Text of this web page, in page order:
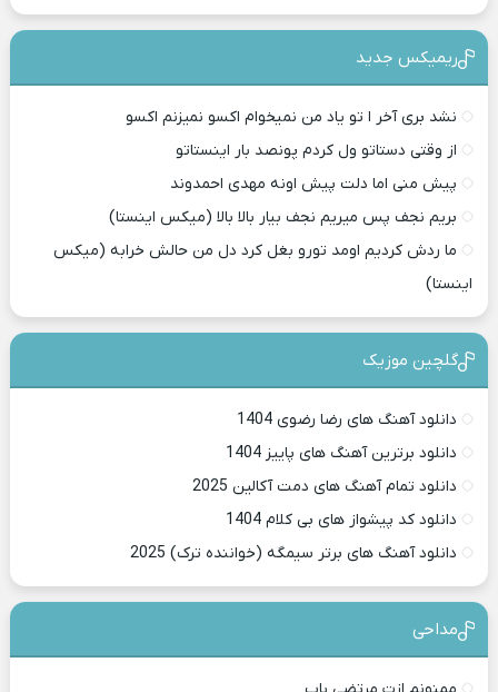
ریمیکس جدید
نشد بری آخر ا تو یاد من نمیخوام اکسو نمیزنم اکسو
از وقتی دستاتو ول کردم پونصد بار اینستاتو
پیش منی اما دلت پیش اونه مهدی احمدوند
بریم نجف پس میریم نجف بیار بالا بالا (میکس اینستا)
ما ردش کردیم اومد تورو بغل کرد دل من حالش خرابه (میکس
اینستا)
گلچین موزیک
دانلود آهنگ های رضا رضوی 1404
دانلود برترین آهنگ های پاییز 1404
دانلود تمام آهنگ های دمت آکالین 2025
دانلود کد پیشواز های بی کلام 1404
دانلود آهنگ های برتر سیمگه (خواننده ترک) 2025
مداحی